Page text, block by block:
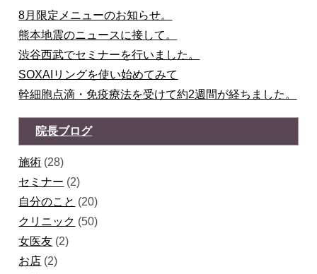
8月限定メニューのお知らせ。
熊本地震のニュースに接して。
渋谷西武でセミナーを行いました。
SOXAIリングを使い始めてみて
幹細胞点滴・免疫療法を受けて約2週間が経ちました。
院長ブログ
施術 (28)
セミナー (2)
自分のこと (20)
クリニック (50)
女医友 (2)
お店 (2)